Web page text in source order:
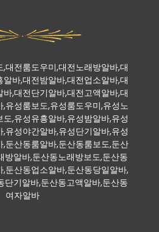
대전룸도우미,대전노래방알바,대
바,대전밤알바,대전업소알바,대
,대전단기알바,대전고액알바,대
유성룸보도,유성룸도우미,유성노
,유성유흥알바,유성밤알바,유성
유성야간알바,유성단기알바,유성
둔산동룸알바,둔산동룸보도,둔산
방알바,둔산동노래방보도,둔산동
둔산동업소알바,둔산동당일알바,
단기알바,둔산동고액알바,둔산동
여자알바